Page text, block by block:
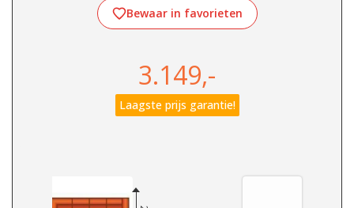
Bewaar in favorieten
3.149,-
Laagste prijs garantie!